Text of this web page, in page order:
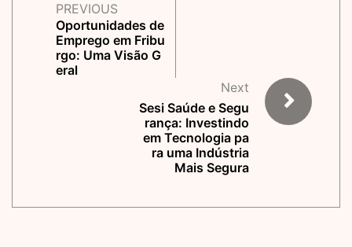
PREVIOUS
Oportunidades de
Emprego em Fribu
rgo: Uma Visão G
eral
Next
Sesi Saúde e Segu
rança: Investindo
em Tecnologia pa
ra uma Indústria
Mais Segura